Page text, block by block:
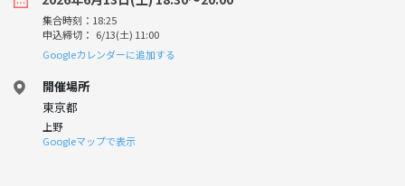
集合時刻：18:25
申込締切： 6/13(土) 11:00
Googleカレンダーに追加する
開催場所
東京都
上野
Googleマップで表示